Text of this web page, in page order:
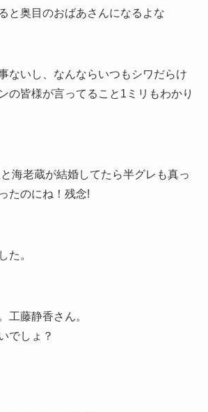
と奥目のおばあさんになるよな
ないし、なんならいつもシワだらけ
の皆様が言ってること1ミリもわかり
海老蔵が結婚してたら半グレも真っ
たのにね！残念!
た。
工藤静香さん。
でしょ？